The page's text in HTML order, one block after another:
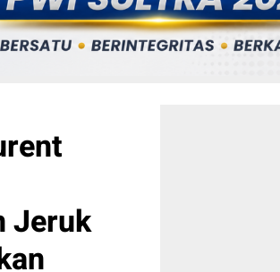
Jeruk